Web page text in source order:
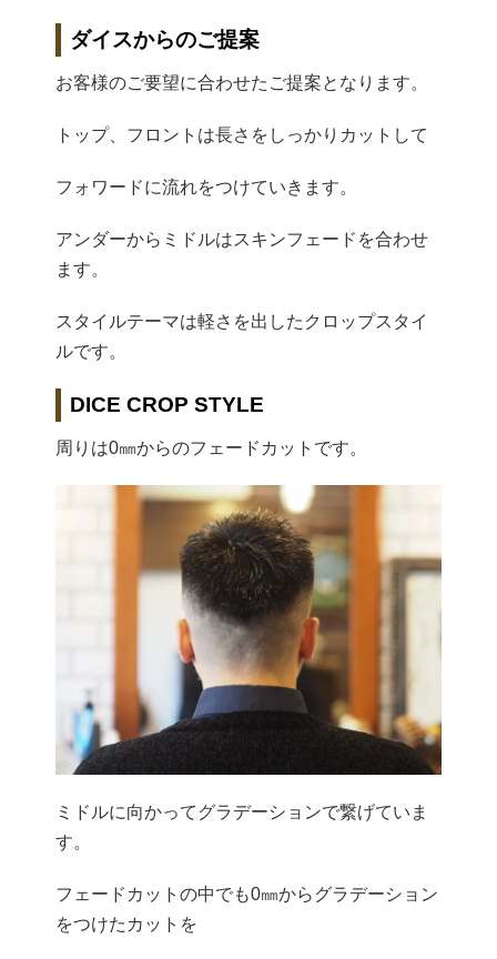
ダイスからのご提案
お客様のご要望に合わせたご提案となります。
トップ、フロントは長さをしっかりカットして
フォワードに流れをつけていきます。
アンダーからミドルはスキンフェードを合わせ
ます。
スタイルテーマは軽さを出したクロップスタイ
ルです。
DICE CROP STYLE
周りは0㎜からのフェードカットです。
ミドルに向かってグラデーションで繋げていま
す。
フェードカットの中でも0㎜からグラデーション
をつけたカットを